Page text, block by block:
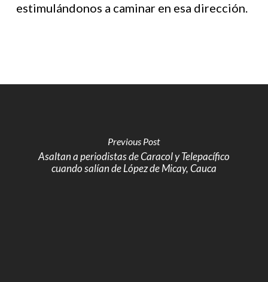
estimulándonos a caminar en esa dirección.
Previous Post
Asaltan a periodistas de Caracol y Telepacífico
cuando salían de López de Micay, Cauca